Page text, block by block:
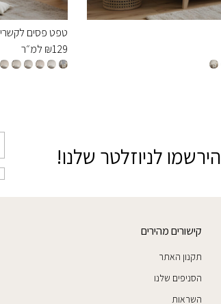
טפט פסים לקשרי 12
₪129 למ״ר
הירשמו לניוזלטר שלנו!
קישורים מהירים
תקנון האתר
הסניפים שלנו
השראות